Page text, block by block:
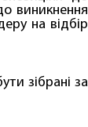
виникнення
на відбір
зібрані за